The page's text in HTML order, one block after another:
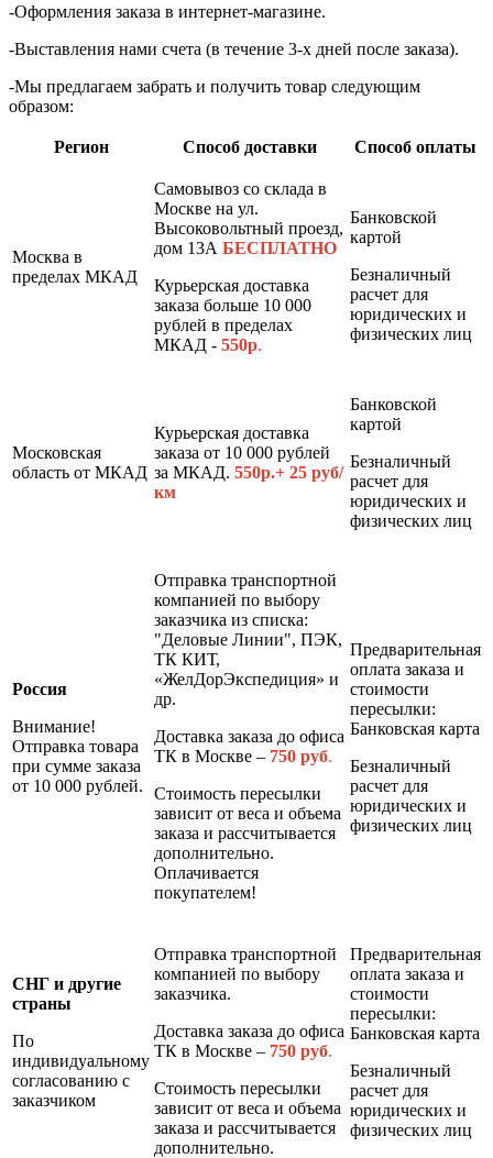
-Оформления заказа в интернет-магазине.
-Выставления нами счета (в течение 3-х дней после заказа).
-Мы предлагаем забрать и получить товар следующим
образом:
Регион Способ доставки Способ оплаты
Москва в
пределах МКАД
Самовывоз со склада в
Москве на ул.
Высоковольтный проезд,
дом 13А БЕСПЛАТНО
Курьерская доставка
заказа больше 10 000
рублей в пределах
МКАД - 550р.
Банковской
картой
Безналичный
расчет для
юридических и
физических лиц
Московская
область от МКАД
Курьерская доставка
заказа от 10 000 рублей
за МКАД. 550р.+ 25 руб/
км
Банковской
картой
Безналичный
расчет для
юридических и
физических лиц
Россия
Внимание!
Отправка товара
при сумме заказа
от 10 000 рублей.
Отправка транспортной
компанией по выбору
заказчика из списка:
"Деловые Линии", ПЭК,
ТК КИТ,
«ЖелДорЭкспедиция» и
др.
Доставка заказа до офиса
ТК в Москве – 750 руб.
Стоимость пересылки
зависит от веса и объема
заказа и рассчитывается
дополнительно.
Оплачивается
покупателем!
Предварительная
оплата заказа и
стоимости
пересылки:
Банковская карта
Безналичный
расчет для
юридических и
физических лиц
СНГ и другие
страны
По
индивидуальному
согласованию с
заказчиком
Отправка транспортной
компанией по выбору
заказчика.
Доставка заказа до офиса
ТК в Москве – 750 руб.
Стоимость пересылки
зависит от веса и объема
заказа и рассчитывается
дополнительно.
Предварительная
оплата заказа и
стоимости
пересылки:
Банковская карта
Безналичный
расчет для
юридических и
физических лиц